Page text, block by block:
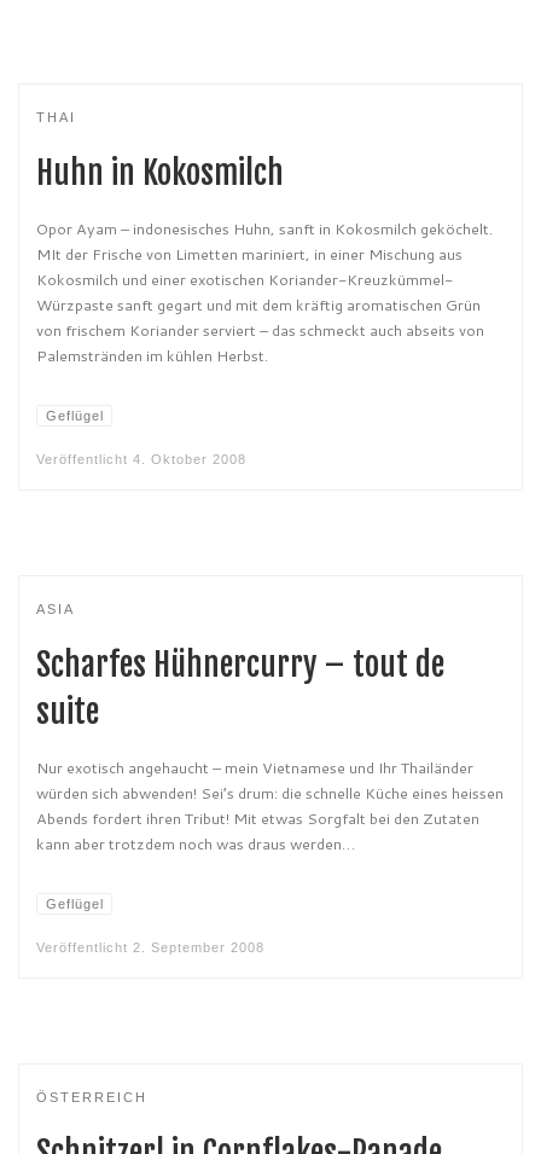
THAI
Huhn in Kokosmilch
Opor Ayam – indonesisches Huhn, sanft in Kokosmilch geköchelt.
MIt der Frische von Limetten mariniert, in einer Mischung aus
Kokosmilch und einer exotischen Koriander-Kreuzkümmel-
Würzpaste sanft gegart und mit dem kräftig aromatischen Grün
von frischem Koriander serviert – das schmeckt auch abseits von
Palemstränden im kühlen Herbst.
Geflügel
Veröffentlicht 4. Oktober 2008
ASIA
Scharfes Hühnercurry – tout de
suite
Nur exotisch angehaucht – mein Vietnamese und Ihr Thailänder
würden sich abwenden! Sei’s drum: die schnelle Küche eines heissen
Abends fordert ihren Tribut! Mit etwas Sorgfalt bei den Zutaten
kann aber trotzdem noch was draus werden…
Geflügel
Veröffentlicht 2. September 2008
ÖSTERREICH